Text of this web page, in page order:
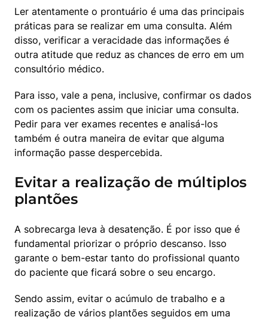
Ler atentamente o prontuário é uma das principais
práticas para se realizar em uma consulta. Além
disso, verificar a veracidade das informações é
outra atitude que reduz as chances de erro em um
consultório médico.
Para isso, vale a pena, inclusive, confirmar os dados
com os pacientes assim que iniciar uma consulta.
Pedir para ver exames recentes e analisá-los
também é outra maneira de evitar que alguma
informação passe despercebida.
Evitar a realização de múltiplos
plantões
A sobrecarga leva à desatenção. É por isso que é
fundamental priorizar o próprio descanso. Isso
garante o bem-estar tanto do profissional quanto
do paciente que ficará sobre o seu encargo.
Sendo assim, evitar o acúmulo de trabalho e a
realização de vários plantões seguidos em uma